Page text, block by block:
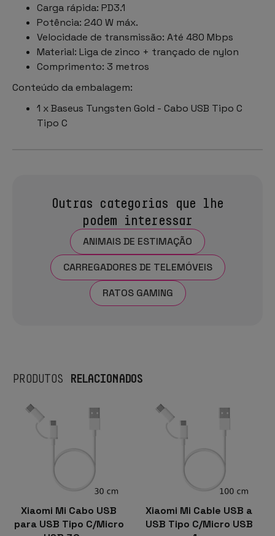
Carga rápida: PD3.1
Potência: 240 W máx.
Velocidade de transmissão: Até 480 Mbps
Material: Liga de zinco + trançado de nylon
Comprimento: 3 metros
Conteúdo da embalagem:
1 x Baseus Tungsten Gold - Cabo USB Tipo C
Tipo C
Outras categorias que lhe
podem interessar
ANIMAIS DE ESTIMAÇÃO
CARREGADORES DE TELEMÓVEIS
RATOS GAMING
PRODUTOS RELACIONADOS
Xiaomi Mi Cabo USB
para USB Tipo C/Micro
Xiaomi Mi Cable USB a
USB Tipo C/Micro USB